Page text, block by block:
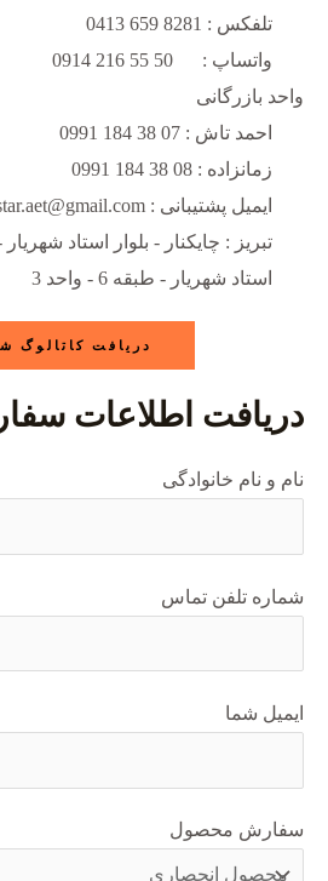
تلفکس : 8281 659 0413
واتساپ : 50 55 216 0914
واحد بازرگانی
احمد تاش : 07 38 184 0991
زمانزاده : 08 38 184 0991
ایمیل پشتیبانی : niroogostar.aet@gmail.com
تبریز : چایکنار - بلوار استاد
استاد شهریار - طبقه 6 - واحد 3
دریافت کاتالوگ
دریافت اطلاعات
نام و نام خانوادگی
شماره تلفن تماس
ایمیل شما
سفارش محصول